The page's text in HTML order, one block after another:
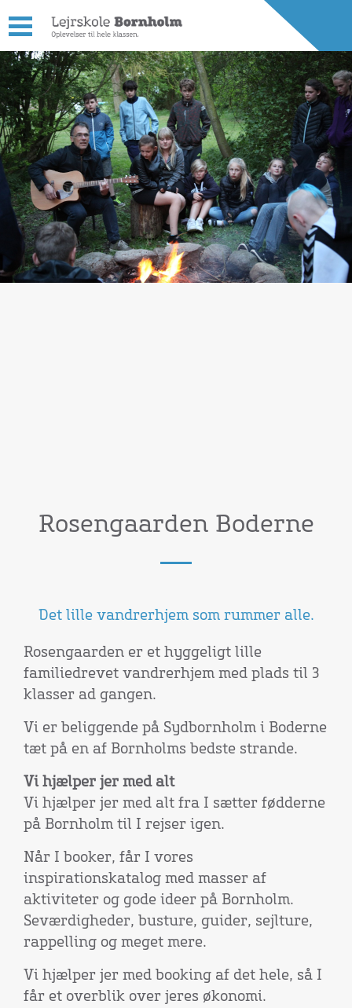
Rosengaarden Boderne
Det lille vandrerhjem som rummer alle.
Rosengaarden er et hyggeligt lille
familiedrevet vandrerhjem med plads til 3
klasser ad gangen.
Vi er beliggende på Sydbornholm i Boderne
tæt på en af Bornholms bedste strande.
Vi hjælper jer med alt
Vi hjælper jer med alt fra I sætter fødderne
på Bornholm til I rejser igen.
Når I booker, får I vores
inspirationskatalog med masser af
aktiviteter og gode ideer på Bornholm.
Seværdigheder, busture, guider, sejlture,
rappelling og meget mere.
Vi hjælper jer med booking af det hele, så I
får et overblik over jeres økonomi.